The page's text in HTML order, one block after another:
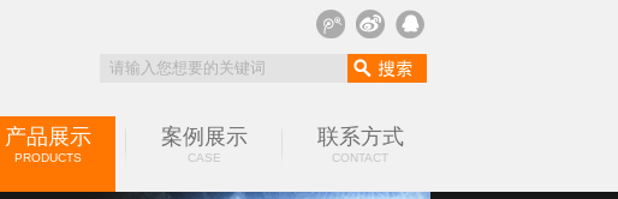
产品展示
PRODUCTS
案例展示
CASE
联系方式
CONTACT